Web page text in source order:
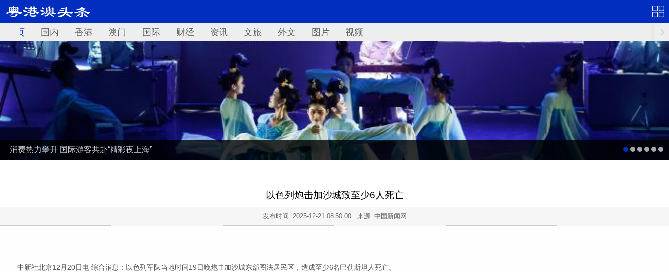
首页 国内 香港 澳门 国际 财经 资讯 文旅 外文 图片 视频
消费热力攀升 国际游客共赴“精彩夜上海”
以色列炮击加沙城致至少6人死亡
发布时间: 2025-12-21 08:50:00来源: 中国新闻网
中新社北京12月20日电 综合消息：以色列军队当地时间19日晚炮击加沙城东部图法居民区，造成至少6名巴勒斯坦人死亡。